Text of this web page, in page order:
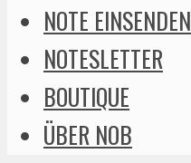
NOTE EINSENDEN
NOTESLETTER
BOUTIQUE
ÜBER NOB